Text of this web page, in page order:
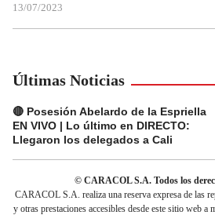
13/07/2023
Últimas Noticias
🔴 Posesión Abelardo de la Espriella
EN VIVO | Lo último en DIRECTO:
Llegaron los delegados a Cali
© CARACOL S.A. Todos los
CARACOL S.A. realiza una reserva expresa de las
y otras prestaciones accesibles desde este sitio web a